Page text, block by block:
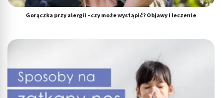
Gorączka przy alergii - czy może wystąpić? Objawy i leczenie